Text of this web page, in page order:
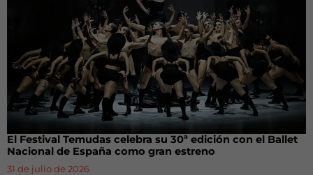
El Festival Temudas celebra su 30ª edición con el Ballet
Nacional de España como gran estreno
31 de julio de 2026